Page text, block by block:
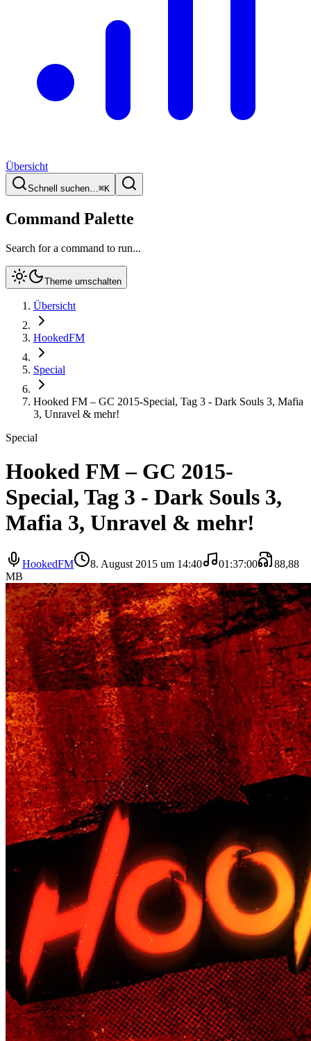
Übersicht
Schnell suchen…⌘K
Command Palette
Search for a command to run...
Theme umschalten
Übersicht
HookedFM
Special
Hooked FM – GC 2015-Special, Tag 3 - Dark Souls 3, Mafia
3, Unravel & mehr!
Special
Hooked FM – GC 2015-
Special, Tag 3 - Dark Souls 3,
Mafia 3, Unravel & mehr!
HookedFM 8. August 2015 um 14:40 01:37:00
88,88
MB